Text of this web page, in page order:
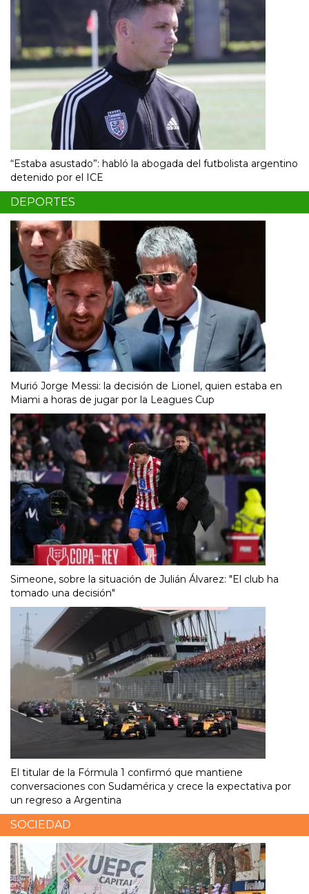
“Estaba asustado”: habló la abogada del futbolista argentino
detenido por el ICE
DEPORTES
Murió Jorge Messi: la decisión de Lionel, quien estaba en
Miami a horas de jugar por la Leagues Cup
Simeone, sobre la situación de Julián Álvarez: "El club ha
tomado una decisión"
El titular de la Fórmula 1 confirmó que mantiene
conversaciones con Sudamérica y crece la expectativa por
un regreso a Argentina
SOCIEDAD